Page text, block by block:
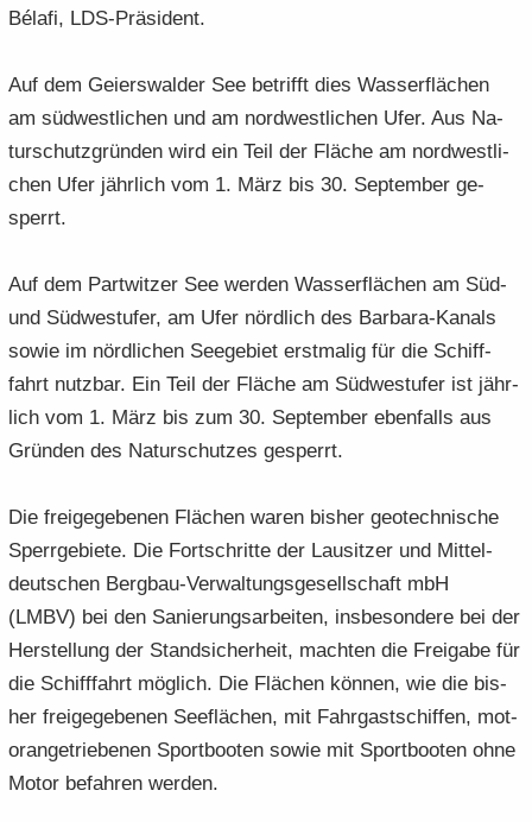
Bélafi, LDS-​Präsident.
Auf dem Gei­ers­wal­der See be­trifft dies Was­ser­flä­chen
am süd­west­li­chen und am nord­west­li­chen Ufer. Aus Na­
tur­schutz­grün­den wird ein Teil der Flä­che am nord­west­li­
chen Ufer jähr­lich vom 1. März bis 30. Sep­tem­ber ge­
sperrt.
Auf dem Part­wit­zer See wer­den Was­ser­flä­chen am Süd-
und Süd­west­ufer, am Ufer nörd­lich des Barbara-​Kanals
sowie im nörd­li­chen See­ge­biet erst­ma­lig für die Schiff­
fahrt nutz­bar. Ein Teil der Flä­che am Süd­west­ufer ist jähr­
lich vom 1. März bis zum 30. Sep­tem­ber eben­falls aus
Grün­den des Na­tur­schut­zes ge­sperrt.
Die frei­ge­ge­be­nen Flä­chen waren bis­her geo­tech­ni­sche
Sperr­ge­bie­te. Die Fort­schrit­te der Lau­sit­zer und Mit­tel­
deut­schen Bergbau-​Verwaltungsgesellschaft mbH
(LMBV) bei den Sa­nie­rungs­ar­bei­ten, ins­be­son­de­re bei der
Her­stel­lung der Stand­si­cher­heit, mach­ten die Frei­ga­be für
die Schiff­fahrt mög­lich. Die Flä­chen kön­nen, wie die bis­
her frei­ge­ge­be­nen See­flä­chen, mit Fahr­gast­schif­fen, mo­t­
oran­ge­trie­be­nen Sport­boo­ten sowie mit Sport­boo­ten ohne
Motor be­fah­ren wer­den.